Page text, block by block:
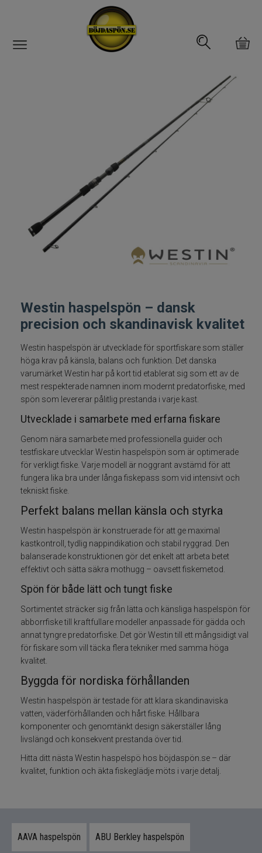
Gäddfemman
Spön till ädelfiske
Spön till flugfiske
Spön för gäddfiske
Havsfiskespön
Spinnspön
Teleskopspön
Trollingspön
Metspön
Fiskeset
Fiskedrag
Småplock
Tillbehör
Flugfiske
Vinterfiske
Kläder
Westin haspelspön – dansk
precision och skandinavisk kvalitet
Westin haspelspön är utvecklade för sportfiskare som ställer
höga krav på känsla, balans och funktion. Det danska
varumärket Westin har på kort tid etablerat sig som ett av de
mest respekterade namnen inom modernt predatorfiske, med
spön som levererar pålitlig prestanda i varje kast.
Utvecklade i samarbete med erfarna fiskare
Genom nära samarbete med professionella guider och
testfiskare utvecklar Westin haspelspön som är optimerade
för verkligt fiske. Varje modell är noggrant avstämd för att
fungera lika bra under långa fiskepass som vid intensivt och
tekniskt fiske.
Perfekt balans mellan känsla och styrka
Westin haspelspön är konstruerade för att ge maximal
kastkontroll, tydlig nappindikation och stabil ryggrad. Den
balanserade konstruktionen gör det enkelt att arbeta betet
effektivt och sätta säkra mothugg – oavsett fiskemetod.
Spön för både lätt och tungt fiske
Sortimentet sträcker sig från lätta och känsliga haspelspön för
abborrfiske till kraftfullare modeller anpassade för gädda och
annat tyngre predatorfiske. Det gör Westin till ett mångsidigt val
för fiskare som vill täcka flera tekniker med samma höga
kvalitet.
Byggda för nordiska förhållanden
Westin haspelspön är testade för att klara skandinaviska
vatten, väderförhållanden och hårt fiske. Hållbara
komponenter och genomtänkt design säkerställer lång
livslängd och konsekvent prestanda över tid.
Hitta ditt nästa Westin haspelspö hos böjdaspön.se – där
kvalitet, funktion och äkta fiskeglädje möts i varje detalj.
AAVA haspelspön ABU Berkley haspelspön